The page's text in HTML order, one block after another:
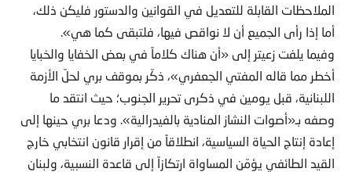
الملاحظات القابلة للتعديل في القوانين والدستور فليكن ذلك،
أما إذا رأى الجميع أن لا نواقص فيها، فلتبقى كما هي».
وفيما يلفت زعيتر إلى «أن هناك كلاماً في بعض الخفايا والخبايا
أخطر مما قاله المفتي الجعفري»، ذكّر بموقف بري لحلّ الأزمة
اللبنانية، قبل يومين في ذكرى تحرير الجنوب؛ حيث انتقد ما
وصفه بـ«أصوات النشاز المنادية بالفيدرالية». ودعا بري حينها إلى
إعادة إنتاج الحياة السياسية، انطلاقاً من إقرار قانون انتخابي خارج
القيد الطائفي يؤمّن المساواة ارتكازاً إلى قاعدة النسبية، ولبنان